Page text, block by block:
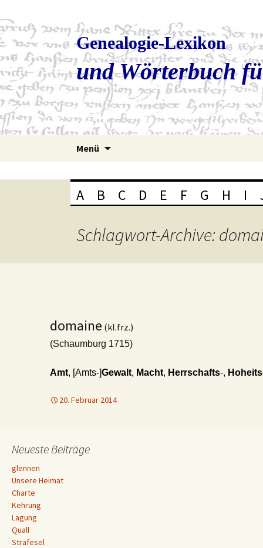
Genealogie-Lexikon
und Wörterbuch
Menü
A B C D E F G H I
Schlagwort-Archive:
domaine (kl.frz.)
(Schaumburg 1715)
Amt, [Amts-]Gewalt, Macht, Herrschafts-,
20. Februar 2014
Neueste Beiträge
glennen
Unsere Heimat
Charte
Kehrung
Lagung
Quall
Strafesel